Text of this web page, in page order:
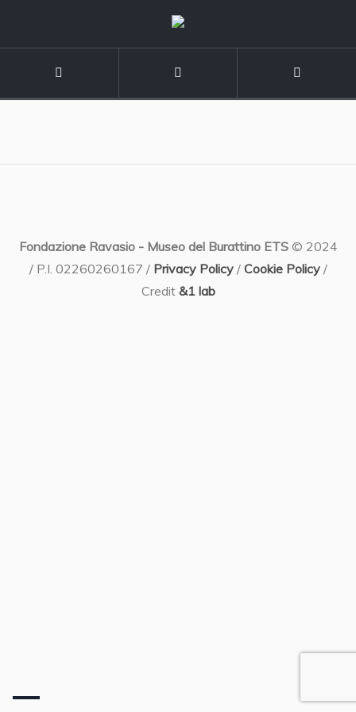
Fondazione Ravasio - Museo del Burattino ETS© 2024
/ P.I. 02260260167 / Privacy Policy/ Cookie Policy/
Credit &1 lab